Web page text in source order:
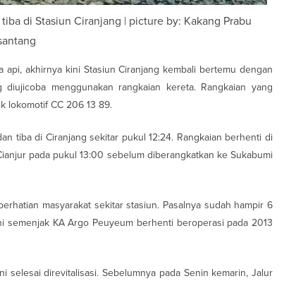
di Stasiun Ciranjang | picture by: Kakang Prabu
akhirnya kini Stasiun Ciranjang kembali bertemu dengan
menggunakan rangkaian kereta. Rangkaian yang
lokomotif CC 206 13 89.
tiba di Ciranjang sekitar pukul 12:24. Rangkaian berhenti di
pada pukul 13:00 sebelum diberangkatkan ke Sukabumi
masyarakat sekitar stasiun. Pasalnya sudah hampir 6
KA Argo Peuyeum berhenti beroperasi pada 2013
direvitalisasi. Sebelumnya pada Senin kemarin, Jalur